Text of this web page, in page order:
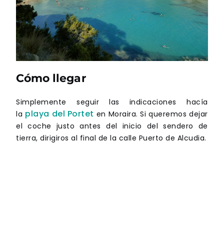
Cómo llegar
Simplemente seguir las indicaciones hacía
la playa del Portet en Moraira. Si queremos dejar
el coche justo antes del inicio del sendero de
tierra, dirigiros al final de la calle Puerto de Alcudia.